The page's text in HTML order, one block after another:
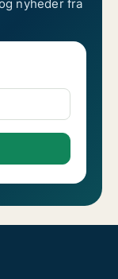
nyheder fra